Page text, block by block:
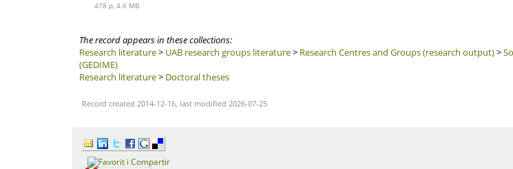
478 p, 4.6 MB
The record appears in these collections:
Research literature> UAB research groups literature> Research Centres and Groups (research output)>
(GEDIME)
Research literature> Doctoral theses
Record created 2014-12-16, last modified 2026-07-25